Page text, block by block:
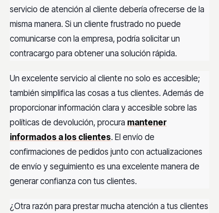
servicio de atención al cliente debería ofrecerse de la
misma manera. Si un cliente frustrado no puede
comunicarse con la empresa, podría solicitar un
contracargo para obtener una solución rápida.
Un excelente servicio al cliente no solo es accesible;
también simplifica las cosas a tus clientes. Además de
proporcionar información clara y accesible sobre las
políticas de devolución, procura mantener
informados a los clientes. El envío de
confirmaciones de pedidos junto con actualizaciones
de envío y seguimiento es una excelente manera de
generar confianza con tus clientes.
¿Otra razón para prestar mucha atención a tus clientes